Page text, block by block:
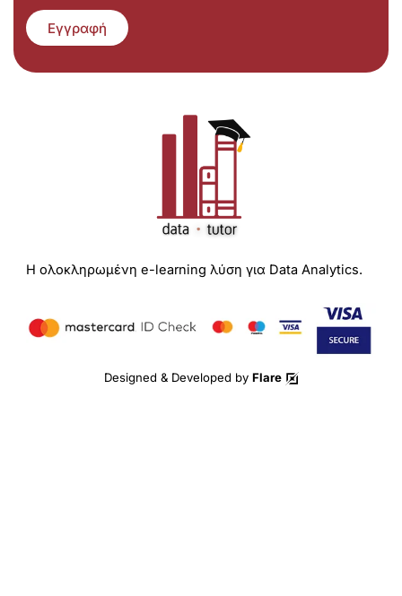
Εγγραφή
Η ολοκληρωμένη e-learning λύση για Data Analytics.
Designed & Developed by Flare